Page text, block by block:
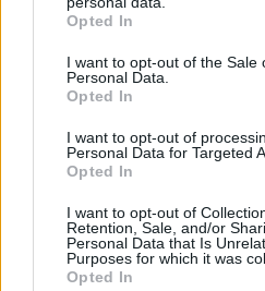
grant or deny consent to Google
use your data for below
consent section.
Opted In
I want to opt-out of the Sale
Personal Data.
Opted In
I want to opt-out of
Personal Data for Targeted
Opted In
I want to opt-out of
Retention, Sale, and/or
Personal Data that Is
Purposes for which it was
Opted In
Ασθενής ξυλοκόπησε
του Ερυθρού Σταυρού, την
και τη χτύπησε σε πόρτες -
ΠΟΕΔΗΝ
09.08.2026, 10:51